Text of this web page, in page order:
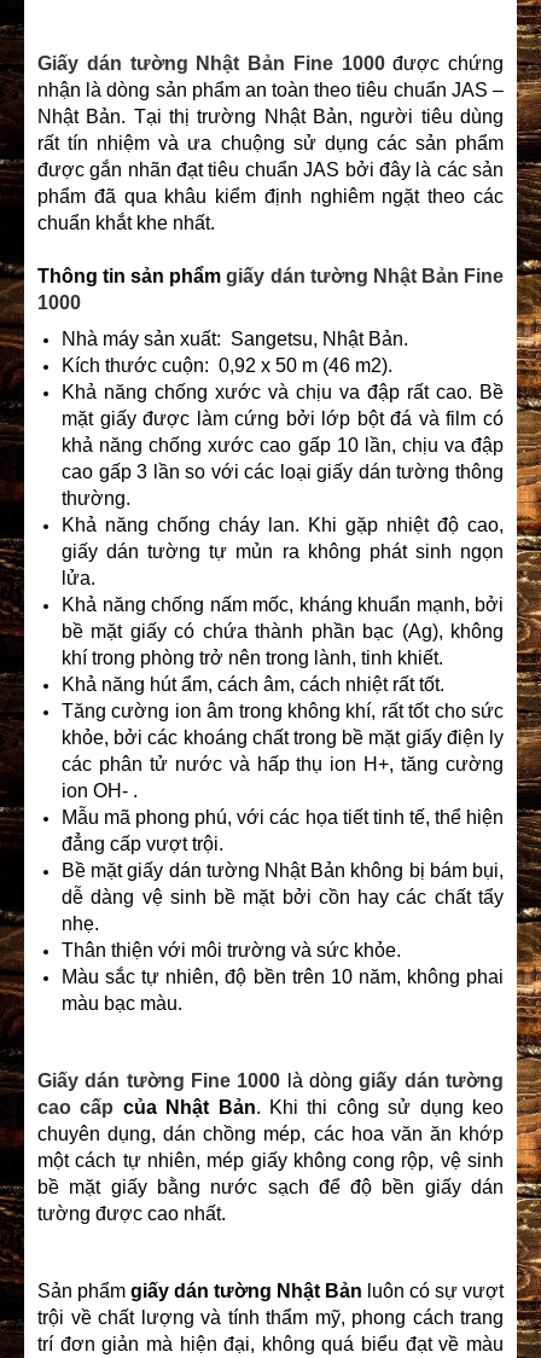
Giấy dán tường Nhật Bản Fine 1000được chứng
nhận là dòng sản phẩm an toàn theo tiêu chuẩn JAS –
Nhật Bản. Tại thị trường Nhật Bản, người tiêu dùng
rất tín nhiệm và ưa chuộng sử dụng các sản phẩm
được gắn nhãn đạt tiêu chuẩn JAS bởi đây là các sản
phẩm đã qua khâu kiểm định nghiêm ngặt theo các
chuẩn khắt khe nhất.
Thông tin sản phẩmgiấy dán tường Nhật Bản Fine
1000
Nhà máy sản xuất: Sangetsu, Nhật Bản.
Kích thước cuộn: 0,92 x 50 m (46 m2).
Khả năng chống xước và chịu va đập rất cao. Bề
mặt giấy được làm cứng bởi lớp bột đá và film có
khả năng chống xước cao gấp 10 lần, chịu va đập
cao gấp 3 lần so với các loại giấy dán tường thông
thường.
Khả năng chống cháy lan. Khi gặp nhiệt độ cao,
giấy dán tường tự mủn ra không phát sinh ngọn
lửa.
Khả năng chống nấm mốc, kháng khuẩn mạnh, bởi
bề mặt giấy có chứa thành phần bạc (Ag), không
khí trong phòng trở nên trong lành, tinh khiết.
Khả năng hút ẩm, cách âm, cách nhiệt rất tốt.
Tăng cường ion âm trong không khí, rất tốt cho sức
khỏe, bởi các khoáng chất trong bề mặt giấy điện ly
các phân tử nước và hấp thụ ion H+, tăng cường
ion OH- .
Mẫu mã phong phú, với các họa tiết tinh tế, thể hiện
đẳng cấp vượt trội.
Bề mặt giấy dán tường Nhật Bản không bị bám bụi,
dễ dàng vệ sinh bề mặt bởi cồn hay các chất tẩy
nhẹ.
Thân thiện với môi trường và sức khỏe.
Màu sắc tự nhiên, độ bền trên 10 năm, không phai
màu bạc màu.
Giấy dán tường Fine 1000 là dònggiấy dán tường
cao cấp của Nhật Bản. Khi thi công sử dụng keo
chuyên dụng, dán chồng mép, các hoa văn ăn khớp
một cách tự nhiên, mép giấy không cong rộp, vệ sinh
bề mặt giấy bằng nước sạch để độ bền giấy dán
tường được cao nhất.
Sản phẩm giấy dán tường Nhật Bản luôn có sự vượt
trội về chất lượng và tính thẩm mỹ, phong cách trang
trí đơn giản mà hiện đại, không quá biểu đạt về màu